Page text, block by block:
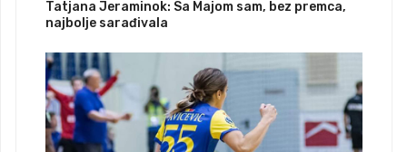
Tatjana Jeraminok: Sa Majom sam, bez premca,
najbolje sarađivala